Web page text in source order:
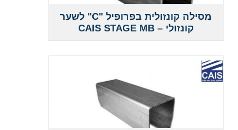
מסילה קונזולית בפרופיל "C" לשער
קונזולי – CAIS STAGE MB